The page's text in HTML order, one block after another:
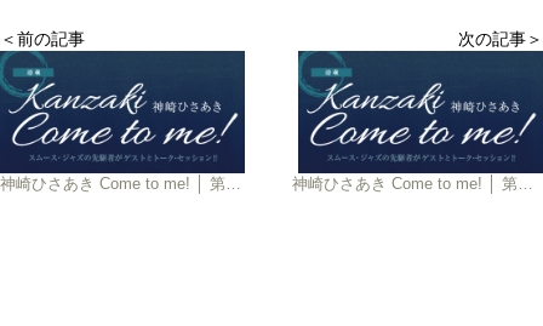
＜前の記事
神崎ひさあき Come to me! │ 第3回
次の記事＞
神崎ひさあき Come to me! │ 第5回